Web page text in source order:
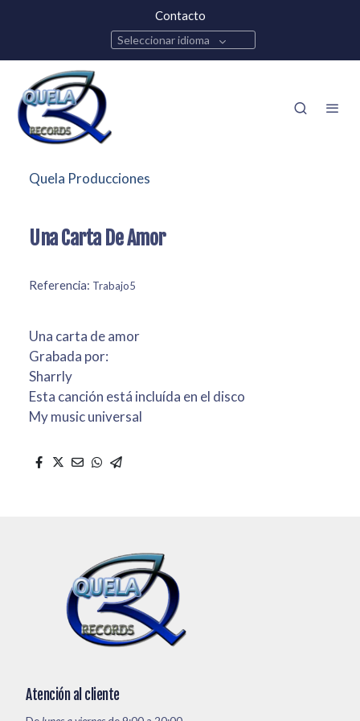
Contacto
Seleccionar idioma
Quela Producciones
Una Carta De Amor
Referencia: Trabajo5
Una carta de amor
Grabada por:
Sharrly
Esta canción está incluída en el disco
My music universal
Atención al cliente